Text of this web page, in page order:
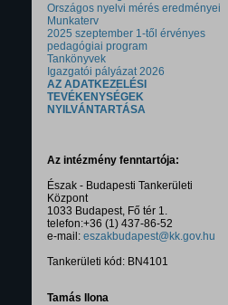
Országos nyelvi mérés eredményei
Munkaterv
2025 szeptember 1-től érvényes
pedagógiai program
Tankönyvek
Igazgatói pályázat 2026
AZ ADATKEZELÉSI
TEVÉKENYSÉGEK
NYILVÁNTARTÁSA
Az intézmény fenntartója:
Észak - Budapesti Tankerületi
Központ
1033 Budapest, Fő tér 1.
telefon:+36 (1) 437-86-52
e-mail: eszakbudapest@kk.gov.hu
Tankerületi kód: BN4101
Tamás Ilona